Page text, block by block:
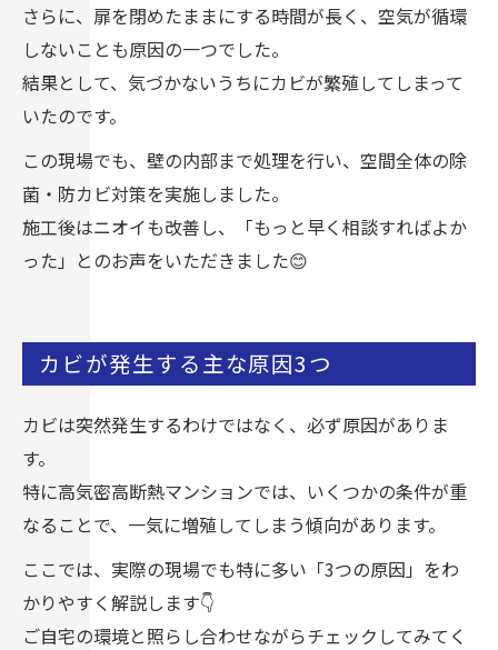
さらに、扉を閉めたままにする時間が長く、空気が循環
しないことも原因の一つでした。
結果として、気づかないうちにカビが繁殖してしまって
いたのです。
この現場でも、壁の内部まで処理を行い、空間全体の除
菌・防カビ対策を実施しました。
施工後はニオイも改善し、「もっと早く相談すればよか
った」とのお声をいただきました😊
カビが発生する主な原因3つ
カビは突然発生するわけではなく、必ず原因がありま
す。
特に高気密高断熱マンションでは、いくつかの条件が重
なることで、一気に増殖してしまう傾向があります。
ここでは、実際の現場でも特に多い「3つの原因」をわ
かりやすく解説します👇
ご自宅の環境と照らし合わせながらチェックしてみてく